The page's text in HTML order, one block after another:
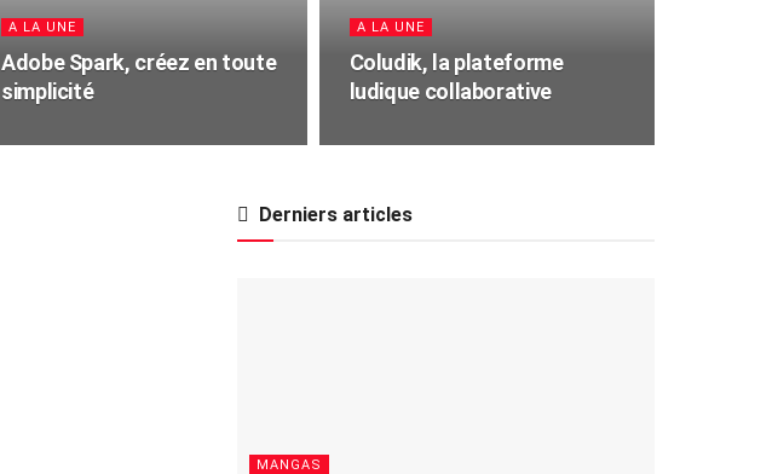
A LA UNE
Adobe Spark, créez en toute
simplicité
A LA UNE
Coludik, la plateforme
ludique collaborative
Derniers articles
MANGAS